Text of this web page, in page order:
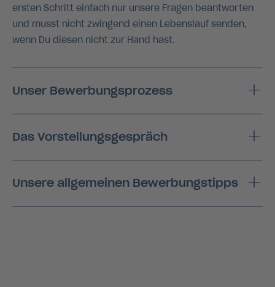
ersten Schritt einfach nur unsere Fragen beantworten
und musst nicht zwingend einen Lebenslauf senden,
wenn Du diesen nicht zur Hand hast.
Unser Bewerbungsprozess
Das Vorstellungsgespräch
Unsere allgemeinen Bewerbungstipps